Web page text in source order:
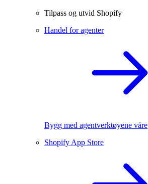
Tilpass og utvid Shopify
Handel for agenter
Bygg med agentverktøyene våre
Shopify App Store